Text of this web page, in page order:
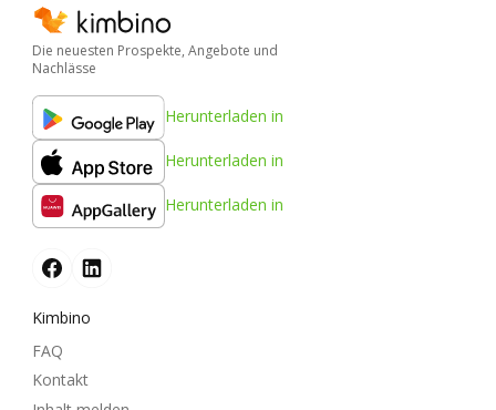
Die neuesten Prospekte, Angebote und
Nachlässe
Herunterladen in
Herunterladen in
Herunterladen in
Kimbino
FAQ
Kontakt